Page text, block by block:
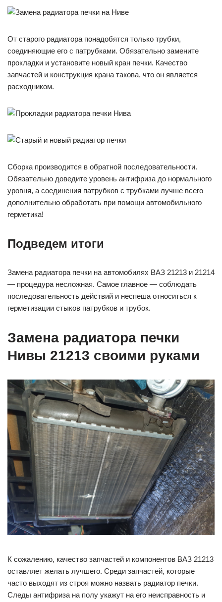
От старого радиатора понадобятся только трубки,
соединяющие его с патрубками. Обязательно замените
прокладки и установите новый кран печки. Качество
запчастей и конструкция крана такова, что он является
расходником.
Сборка производится в обратной последовательности.
Обязательно доведите уровень антифриза до нормального
уровня, а соединения патрубков с трубками лучше всего
дополнительно обработать при помощи автомобильного
герметика!
Подведем итоги
Замена радиатора печки на автомобилях ВАЗ 21213 и 21214
— процедура несложная. Самое главное — соблюдать
последовательность действий и неспеша относиться к
герметизации стыков патрубков и трубок.
Замена радиатора печки
Нивы 21213 своими руками
К сожалению, качество запчастей и компонентов ВАЗ 21213
оставляет желать лучшего. Среди запчастей, которые
часто выходят из строя можно назвать радиатор печки.
Следы антифриза на полу укажут на его неисправность и